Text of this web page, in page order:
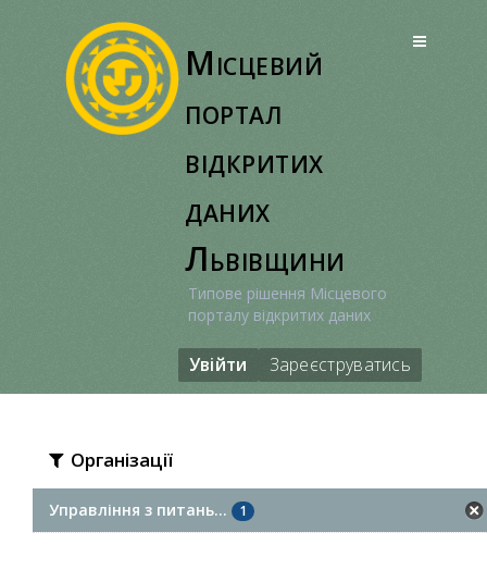
Місцевий
портал
відкритих
даних
Львівщини
Типове рішення Місцевого
порталу відкритих даних
Увійти Зареєструватись
Організації
Управління з питань... 1